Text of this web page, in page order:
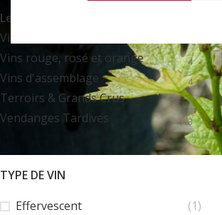
Les bulles
Vins blancs d'Alsace 10
Vins rouge, rosé et orange 4
Vins d'assemblage 4
Terroirs & Grands Crus 7
Vendanges Tardives 3
TYPE DE VIN
Effervescent
(1)